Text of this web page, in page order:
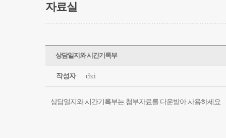
자료실
상담일지와 시간기록부
작성자 chci
상담일지와 시간기록부는 첨부자료를 다운받아 사용하세요